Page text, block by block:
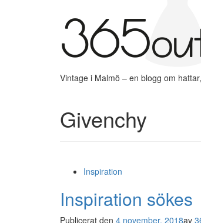
Vintage i Malmö – en blogg om
Givenchy
Inspiration
Inspiration sökes
Publicerat den 4 november, 2018av